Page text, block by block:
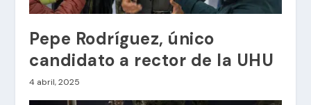
Pepe Rodríguez, único
candidato a rector de la UHU
4 abril, 2025